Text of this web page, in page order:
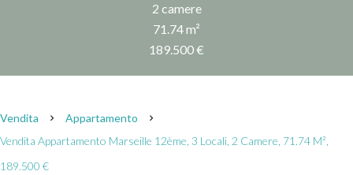
2 camere
71.74 m²
189.500 €
Vendita
Appartamento
Vendita Appartamento Marseille 12ème, 3 Locali, 2 Camere, 71.74 M²,
189.500 €